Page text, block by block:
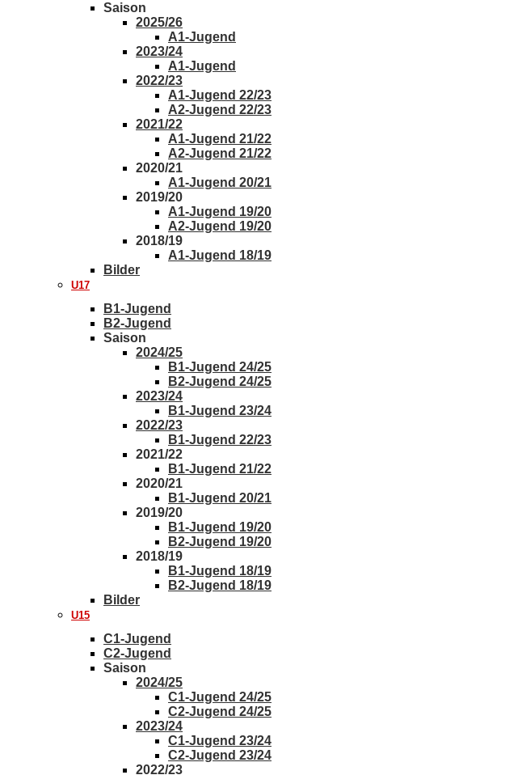
Saison
2025/26
A1-Jugend
2023/24
A1-Jugend
2022/23
A1-Jugend 22/23
A2-Jugend 22/23
2021/22
A1-Jugend 21/22
A2-Jugend 21/22
2020/21
A1-Jugend 20/21
2019/20
A1-Jugend 19/20
A2-Jugend 19/20
2018/19
A1-Jugend 18/19
Bilder
U17
B1-Jugend
B2-Jugend
Saison
2024/25
B1-Jugend 24/25
B2-Jugend 24/25
2023/24
B1-Jugend 23/24
2022/23
B1-Jugend 22/23
2021/22
B1-Jugend 21/22
2020/21
B1-Jugend 20/21
2019/20
B1-Jugend 19/20
B2-Jugend 19/20
2018/19
B1-Jugend 18/19
B2-Jugend 18/19
Bilder
U15
C1-Jugend
C2-Jugend
Saison
2024/25
C1-Jugend 24/25
C2-Jugend 24/25
2023/24
C1-Jugend 23/24
C2-Jugend 23/24
2022/23